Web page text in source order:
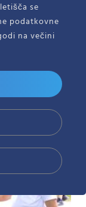
se
podatkovne
na večini